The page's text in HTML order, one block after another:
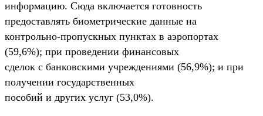
информацию. Сюда включается готовность
предоставлять биометрические данные на
контрольно-пропускных пунктах в аэропортах
(59,6%); при проведении финансовых
сделок с банковскими учреждениями (56,9%); и при
получении государственных
пособий и других услуг (53,0%).